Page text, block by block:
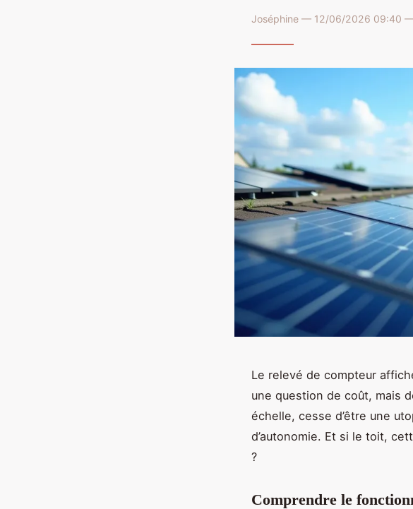
Joséphine — 12/06/2026 09:40
Le relevé de compteur
une question de coût, mais
échelle, cesse d’être une
d’autonomie. Et si le toit,
?
Comprendre le